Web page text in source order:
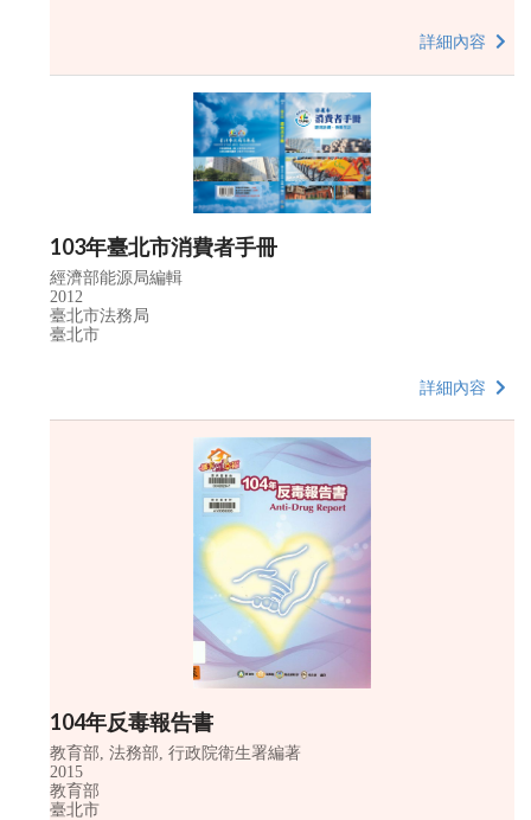
詳細內容
103年臺北市消費者手冊
經濟部能源局編輯
2012
臺北市法務局
臺北市
詳細內容
104年反毒報告書
教育部, 法務部, 行政院衛生署編著
2015
教育部
臺北市